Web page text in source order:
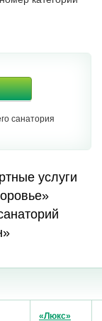
санатория
услуги
«Люкс»